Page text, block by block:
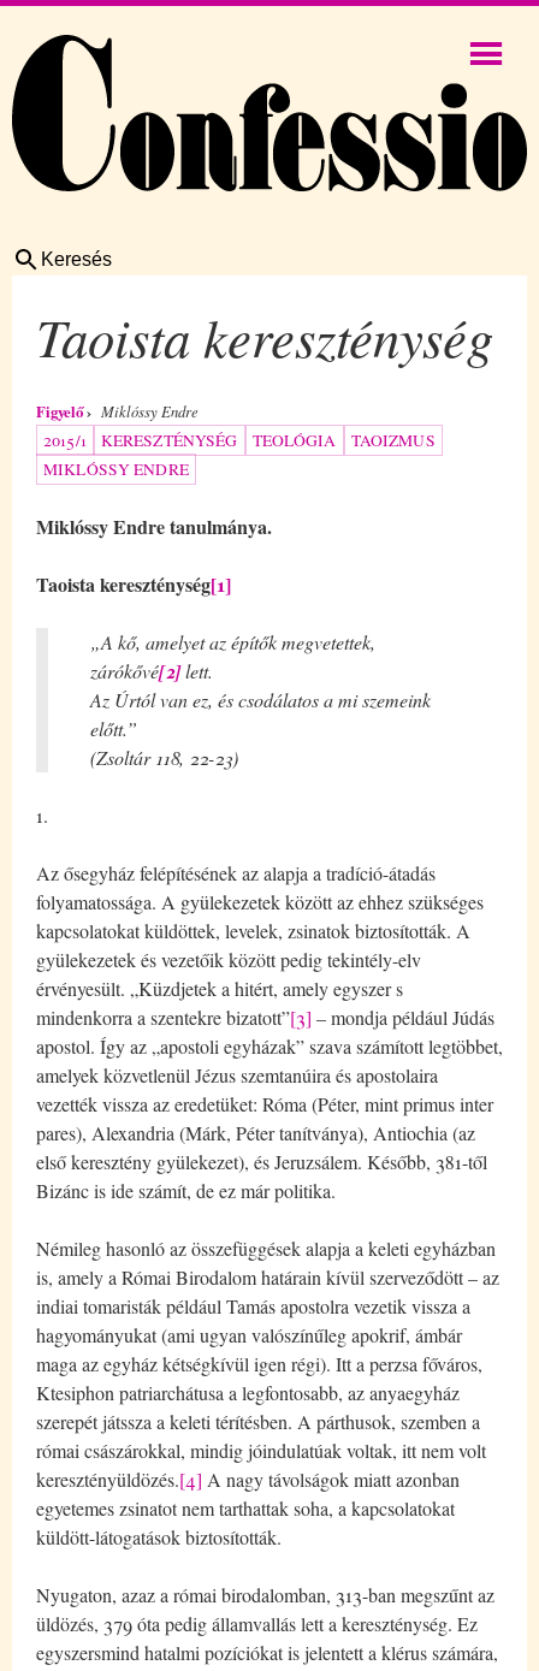
Keresés
Taoista kereszténység
Figyelő Miklóssy Endre
2015/1 KERESZTÉNYSÉG TEOLÓGIA
TAOIZMUS
MIKLÓSSY ENDRE
Miklóssy Endre tanulmánya.
Taoista kereszténység[1]
„A kő, amelyet az építők megvetettek,
zárókővé[2]lett.
Az Úrtól van ez, és csodálatos a mi szemeink
előtt.”
(Zsoltár 118, 22-23)
1.
Az ősegyház felépítésének az alapja a tradíció-átadás
folyamatossága. A gyülekezetek között az ehhez szükséges
kapcsolatokat küldöttek, levelek, zsinatok biztosították. A
gyülekezetek és vezetőik között pedig tekintély-elv
érvényesült. „Küzdjetek a hitért, amely egyszer s
mindenkorra a szentekre bizatott”[3] – mondja például Júdás
apostol. Így az „apostoli egyházak” szava számított legtöbbet,
amelyek közvetlenül Jézus szemtanúira és apostolaira
vezették vissza az eredetüket: Róma (Péter, mint primus inter
pares), Alexandria (Márk, Péter tanítványa), Antiochia (az
első keresztény gyülekezet), és Jeruzsálem. Később, 381-től
Bizánc is ide számít, de ez már politika.
Némileg hasonló az összefüggések alapja a keleti egyházban
is, amely a Római Birodalom határain kívül szerveződött – az
indiai tomaristák például Tamás apostolra vezetik vissza a
hagyományukat (ami ugyan valószínűleg apokrif, ámbár
maga az egyház kétségkívül igen régi). Itt a perzsa főváros,
Ktesiphon patriarchátusa a legfontosabb, az anyaegyház
szerepét játssza a keleti térítésben. A párthusok, szemben a
római császárokkal, mindig jóindulatúak voltak, itt nem volt
keresztényüldözés.[4] A nagy távolságok miatt azonban
egyetemes zsinatot nem tarthattak soha, a kapcsolatokat
küldött-látogatások biztosították.
Nyugaton, azaz a római birodalomban, 313-ban megszűnt az
üldözés, 379 óta pedig államvallás lett a kereszténység. Ez
egyszersmind hatalmi pozíciókat is jelentett a klérus számára,